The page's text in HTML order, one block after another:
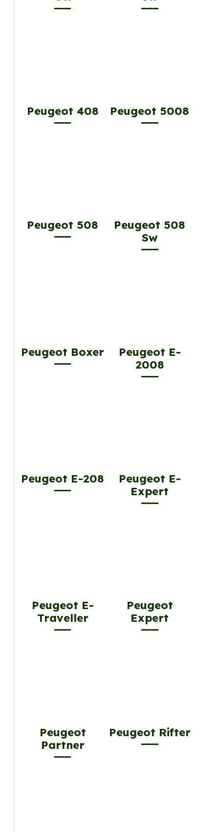
Peugeot 408 Peugeot 5008
Peugeot 508
Peugeot 508
Sw
Peugeot Boxer
Peugeot E-
2008
Peugeot E-208
Peugeot E-
Expert
Peugeot E-
Traveller
Peugeot
Expert
Peugeot
Partner
Peugeot Rifter